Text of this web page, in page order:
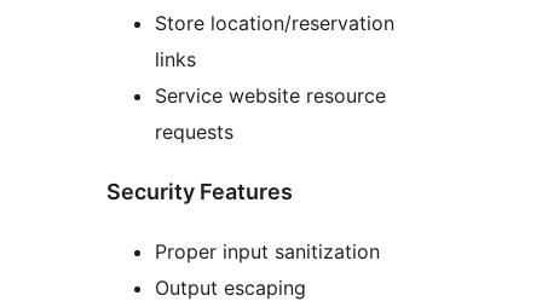
Store location/reservation
links
Service website resource
requests
Security Features
Proper input sanitization
Output escaping